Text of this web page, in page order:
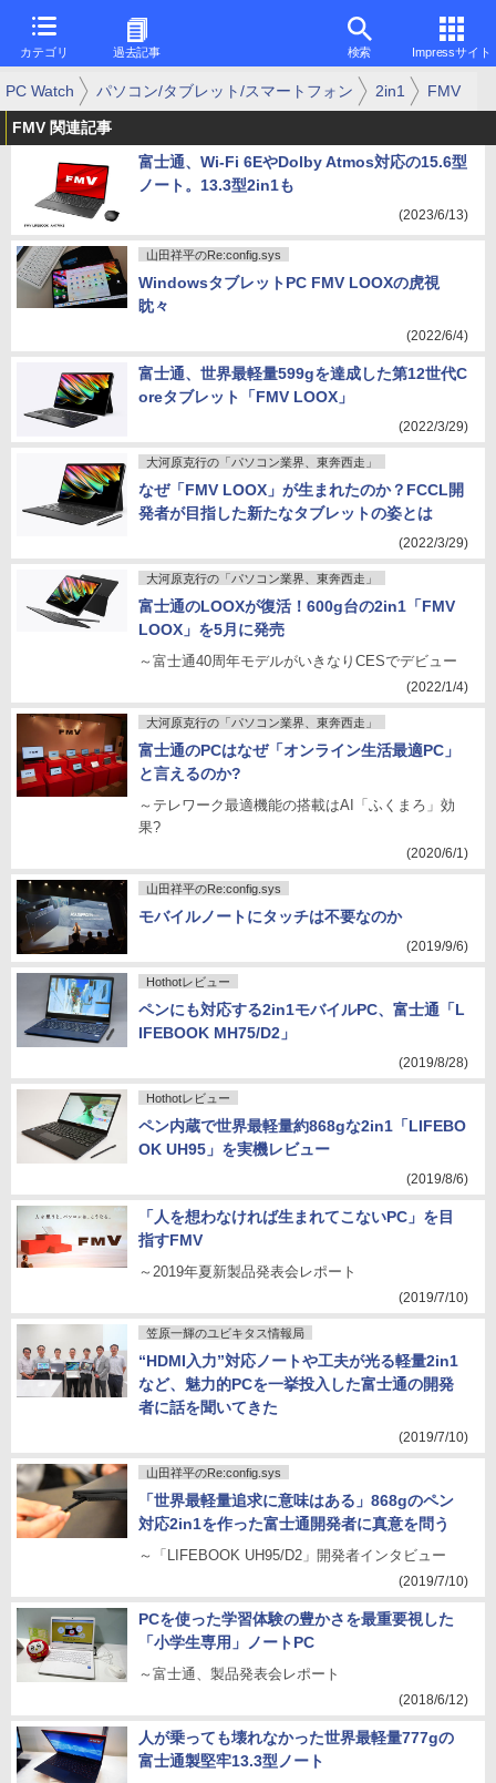
カテゴリ 過去記事 検索 Impressサイト
PC Watch パソコン/タブレット/スマートフォン 2in1 FMV
FMV 関連記事
富士通、Wi-Fi 6EやDolby Atmos対応の15.6型
ノート。13.3型2in1も
(2023/6/13)
山田祥平のRe:config.sys
WindowsタブレットPC FMV LOOXの虎視
眈々
(2022/6/4)
富士通、世界最軽量599gを達成した第12世代C
oreタブレット「FMV LOOX」
(2022/3/29)
大河原克行の「パソコン業界、東奔西走」
なぜ「FMV LOOX」が生まれたのか？FCCL開
発者が目指した新たなタブレットの姿とは
(2022/3/29)
大河原克行の「パソコン業界、東奔西走」
富士通のLOOXが復活！600g台の2in1「FMV
LOOX」を5月に発売
～富士通40周年モデルがいきなりCESでデビュー
(2022/1/4)
大河原克行の「パソコン業界、東奔西走」
富士通のPCはなぜ「オンライン生活最適PC」
と言えるのか?
～テレワーク最適機能の搭載はAI「ふくまろ」効
果?
(2020/6/1)
山田祥平のRe:config.sys
モバイルノートにタッチは不要なのか
(2019/9/6)
Hothotレビュー
ペンにも対応する2in1モバイルPC、富士通「L
IFEBOOK MH75/D2」
(2019/8/28)
Hothotレビュー
ペン内蔵で世界最軽量約868gな2in1「LIFEBO
OK UH95」を実機レビュー
(2019/8/6)
「人を想わなければ生まれてこないPC」を目
指すFMV
～2019年夏新製品発表会レポート
(2019/7/10)
笠原一輝のユビキタス情報局
“HDMI入力”対応ノートや工夫が光る軽量2in1
など、魅力的PCを一挙投入した富士通の開発
者に話を聞いてきた
(2019/7/10)
山田祥平のRe:config.sys
「世界最軽量追求に意味はある」868gのペン
対応2in1を作った富士通開発者に真意を問う
～「LIFEBOOK UH95/D2」開発者インタビュー
(2019/7/10)
PCを使った学習体験の豊かさを最重要視した
「小学生専用」ノートPC
～富士通、製品発表会レポート
(2018/6/12)
人が乗っても壊れなかった世界最軽量777gの
富士通製堅牢13.3型ノート